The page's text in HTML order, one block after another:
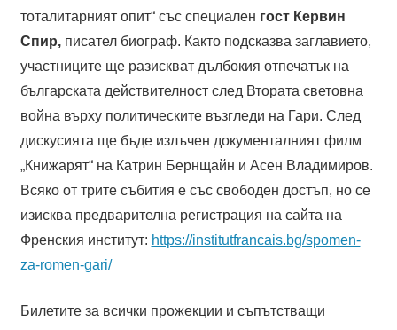
тоталитарният опит“ със специален гост Кервин
Спир,писател биограф. Както подсказва заглавието,
участниците ще разискват дълбокия отпечатък на
българската действителност след Втората световна
война върху политическите възгледи на Гари. След
дискусията ще бъде излъчен документалният филм
„Книжарят“ на Катрин Бернщайн и Асен Владимиров.
Всяко от трите събития е със свободен достъп, но се
изисква предварителна регистрация на сайта на
Френския институт: https://institutfrancais.bg/spomen-
za-romen-gari/
Билетите за всички прожекции и съпътстващи